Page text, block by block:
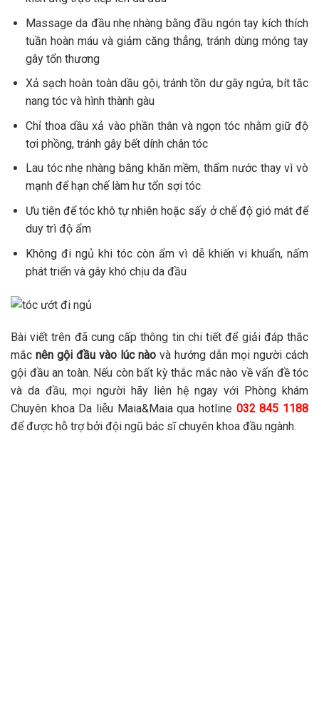
Massage da đầu nhẹ nhàng bằng đầu ngón tay kích thích
tuần hoàn máu và giảm căng thẳng, tránh dùng móng tay
gây tổn thương
Xả sạch hoàn toàn dầu gội, tránh tồn dư gây ngứa, bít tắc
nang tóc và hình thành gàu
Chỉ thoa dầu xả vào phần thân và ngọn tóc nhằm giữ độ
tơi phồng, tránh gây bết dính chân tóc
Lau tóc nhẹ nhàng bằng khăn mềm, thấm nước thay vì vò
mạnh để hạn chế làm hư tổn sợi tóc
Ưu tiên để tóc khô tự nhiên hoặc sấy ở chế độ gió mát để
duy trì độ ẩm
Không đi ngủ khi tóc còn ẩm vì dễ khiến vi khuẩn, nấm
phát triển và gây khó chịu da đầu
Bài viết trên đã cung cấp thông tin chi tiết để giải đáp thắc
mắc nên gội đầu vào lúc nào và hướng dẫn mọi người cách
gội đầu an toàn. Nếu còn bất kỳ thắc mắc nào về vấn đề tóc
và da đầu, mọi người hãy liên hệ ngay với Phòng khám
Chuyên khoa Da liễu Maia&Maia qua hotline 032 845 1188
để được hỗ trợ bởi đội ngũ bác sĩ chuyên khoa đầu ngành.